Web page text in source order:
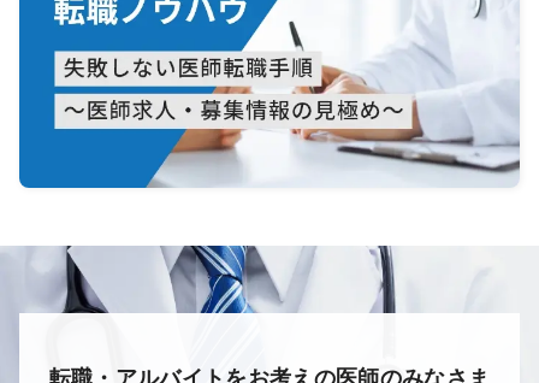
転職・アルバイトをお考えの医師のみなさま